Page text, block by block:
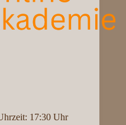
17:30 Uhr